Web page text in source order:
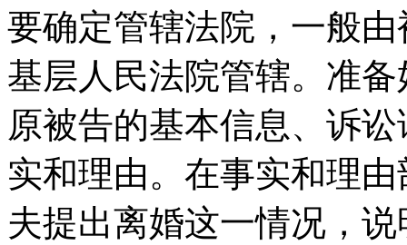
要确定管辖法院，一般
基层人民法院管辖。准
原被告的基本信息、诉
实和理由。在事实和理
夫提出离婚这一情况，